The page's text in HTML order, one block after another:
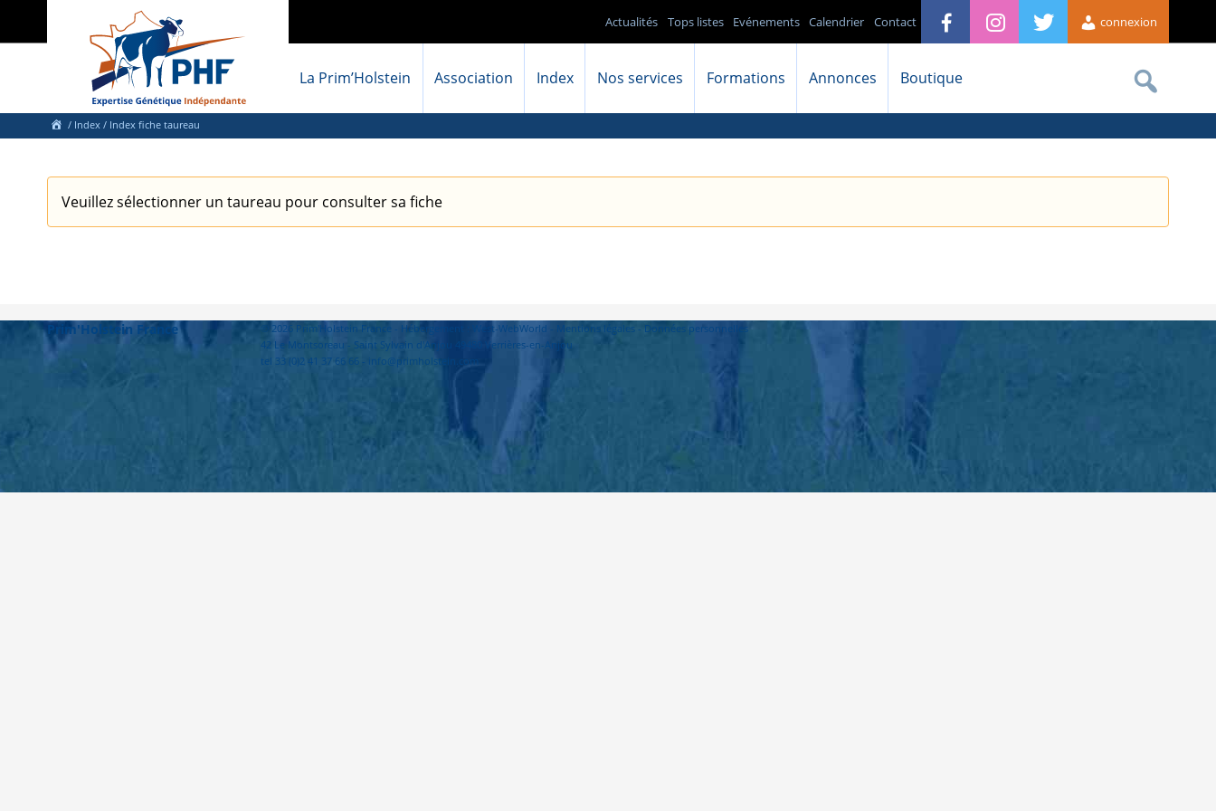
connexion
Contact
Calendrier
Evénements
Tops listes
Actualités
La Prim’Holstein Association Index Nos services Formations Annonces Boutique
/ Index / Index fiche taureau
Veuillez sélectionner un taureau pour consulter sa fiche
Prim'Holstein France © 2026 Prim'Holstein France - Hébergement : West-WebWorld - Mentions légales- Données personnelles
42 Le Montsoreau - Saint Sylvain d'Anjou 49480 Verrières-en-Anjou
tel 33 (0)2 41 37 66 66 - info@primholstein.com